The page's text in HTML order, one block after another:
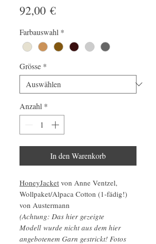
92,00 €Preis
Farbauswahl *
Grösse *
Anzahl *
In den Warenkorb
HoneyJacket von Anne Ventzel,
Wollpaket/Alpaca Cotton (1-fädig!)
von Austermann
(Achtung: Das hier gezeigte
Modell wurde nicht aus dem hier
angebotenem Garn gestrickt! Fotos